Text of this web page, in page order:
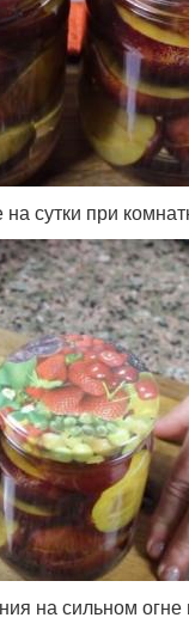
сутки при
на сильном